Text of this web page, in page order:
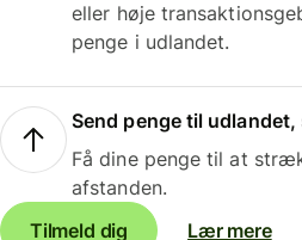
eller høje
penge i udlandet.
Send penge til
Få dine penge til at
afstanden.
Tilmeld dig
Lær mere